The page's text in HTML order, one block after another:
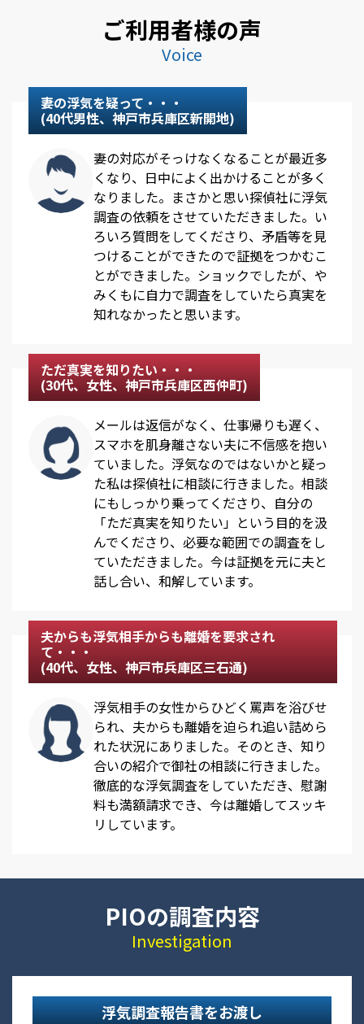
ご利用者様の声
Voice
妻の浮気を疑って・・・
(40代男性、神戸市兵庫区新開地)
妻の対応がそっけなくなることが最近多
くなり、日中によく出かけることが多く
なりました。まさかと思い探偵社に浮気
調査の依頼をさせていただきました。い
ろいろ質問をしてくださり、矛盾等を見
つけることができたので証拠をつかむこ
とができました。ショックでしたが、や
みくもに自力で調査をしていたら真実を
知れなかったと思います。
ただ真実を知りたい・・・
(30代、女性、神戸市兵庫区西仲町)
メールは返信がなく、仕事帰りも遅く、
スマホを肌身離さない夫に不信感を抱い
ていました。浮気なのではないかと疑っ
た私は探偵社に相談に行きました。相談
にもしっかり乗ってくださり、自分の
「ただ真実を知りたい」という目的を汲
んでくださり、必要な範囲での調査をし
ていただきました。今は証拠を元に夫と
話し合い、和解しています。
夫からも浮気相手からも離婚を要求され
て・・・
(40代、女性、神戸市兵庫区三石通)
浮気相手の女性からひどく罵声を浴びせ
られ、夫からも離婚を迫られ追い詰めら
れた状況にありました。そのとき、知り
合いの紹介で御社の相談に行きました。
徹底的な浮気調査をしていただき、慰謝
料も満額請求でき、今は離婚してスッキ
リしています。
PIOの調査内容
Investigation
浮気調査報告書をお渡し